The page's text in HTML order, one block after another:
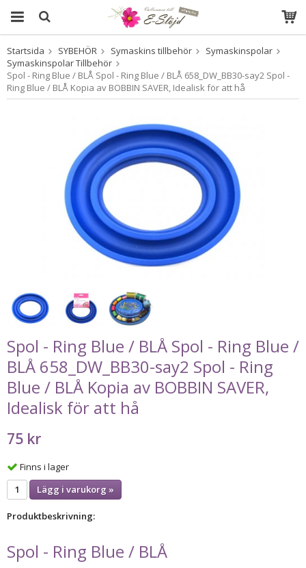
Produkten har blivit tillagd i varukorgen
Startsida SYBEHÖR Symaskins tillbehör
Symaskinspolar
Symaskinspolar Tillbehör
Spol - Ring Blue / BLÅ Spol - Ring Blue / BLÅ 658_DW_BB30-say2 Spol -
Ring Blue / BLÅ Kopia av BOBBIN SAVER, Idealisk för att hå
Spol - Ring Blue / BLÅ Spol - Ring Blue /
BLÅ 658_DW_BB30-say2 Spol - Ring
Blue / BLÅ Kopia av BOBBIN SAVER,
Idealisk för att hå
75 kr
Finns i lager
Lägg i varukorg »
Produktbeskrivning:
Spol - Ring Blue / BLÅ